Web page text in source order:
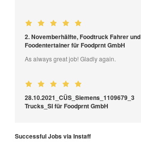
2. Novemberhälfte, Foodtruck Fahrer und
Foodentertainer für Foodprnt GmbH
As always great job! Gladly again.
28.10.2021_CÜS_Siemens_1109679_3
Trucks_SI für Foodprnt GmbH
Successful Jobs via Instaff